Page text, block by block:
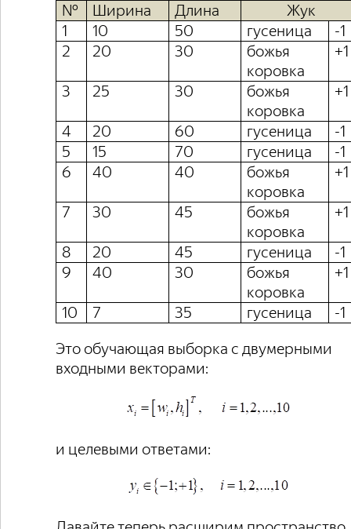
№
Ширина Длина
Жук
1
10 50 гусеница
-1
2
20 30
божья
коровка
+1
3 25 30
божья
коровка
+1
4 20 60 гусеница
-1
5
15 70 гусеница
-1
6
40 40
божья
коровка
+1
7 30 45
божья
коровка
+1
8 20 45 гусеница
-1
9
40 30
божья
коровка
+1
10 7 35 гусеница
-1
Это обучающая выборка с двумерными
входными векторами:
и целевыми ответами: